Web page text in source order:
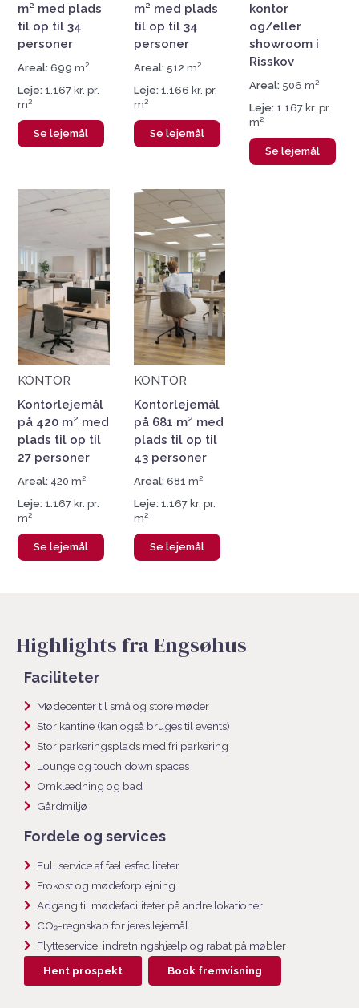
m² med plads
til op til 34
personer
Areal:699 m²
Leje:1.167 kr. pr.
m²
Se lejemål
m² med plads
til op til 34
personer
Areal: 512 m²
Leje: 1.166 kr. pr.
m²
Se lejemål
kontor
og/eller
showroom i
Risskov
Areal: 506 m²
Leje:1.167 kr. pr.
m²
Se lejemål
KONTOR
Kontorlejemål
på 420 m² med
plads til op til
27 personer
Areal: 420 m²
Leje:1.167 kr. pr.
m²
Se lejemål
KONTOR
Kontorlejemål
på 681 m² med
plads til op til
43 personer
Areal: 681 m²
Leje: 1.167 kr. pr.
m²
Se lejemål
Highlights fra Engsøhus
Faciliteter
Mødecenter til små og store møder
Stor kantine (kan også bruges til events)
Stor parkeringsplads med fri parkering
Lounge og touch down spaces
Omklædning og bad
Gårdmiljø
Fordele og services
Full service af fællesfaciliteter
Frokost og mødeforplejning
Adgang til mødefaciliteter på andre lokationer
CO₂-regnskab for jeres lejemål
Flytteservice, indretningshjælp og rabat på møbler
Hent prospekt Book fremvisning